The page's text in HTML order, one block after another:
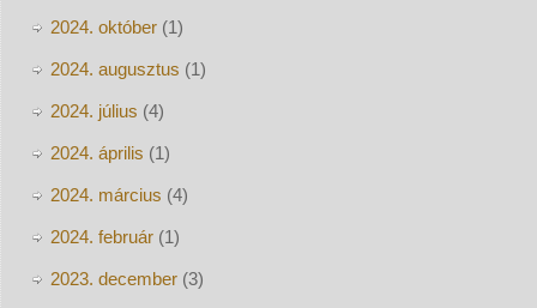
2024. október(1)
2024. augusztus (1)
2024. július (4)
2024. április (1)
2024. március (4)
2024. február(1)
2023. december(3)